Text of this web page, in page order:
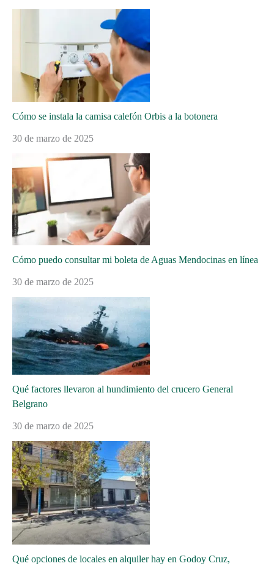
Cómo se instala la camisa calefón Orbis a la botonera
30 de marzo de 2025
Cómo puedo consultar mi boleta de Aguas Mendocinas en línea
30 de marzo de 2025
Qué factores llevaron al hundimiento del crucero General
Belgrano
30 de marzo de 2025
Qué opciones de locales en alquiler hay en Godoy Cruz,